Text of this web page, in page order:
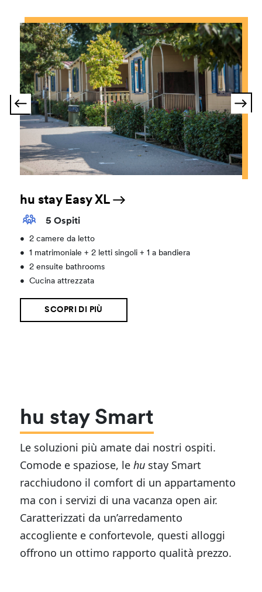
hu stay Easy XL
5 Ospiti
•
2 camere da letto
•
1 matrimoniale + 2 letti singoli + 1 a bandiera
•
2 ensuite bathrooms
•
Cucina attrezzata
SCOPRI DI PIÙ
hu stay Smart
Le soluzioni più amate dai nostri ospiti.
Comode e spaziose, lehu stay Smart
racchiudono il comfort di un appartamento
ma con i servizi di una vacanza open air.
Caratterizzati da un’arredamento
accogliente e confortevole, questi alloggi
offrono un ottimo rapporto qualità prezzo.